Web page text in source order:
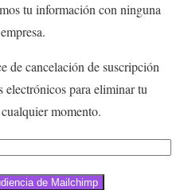
tu información con ninguna
de cancelación de suscripción
electrónicos para eliminar tu
momento.
de Mailchimp